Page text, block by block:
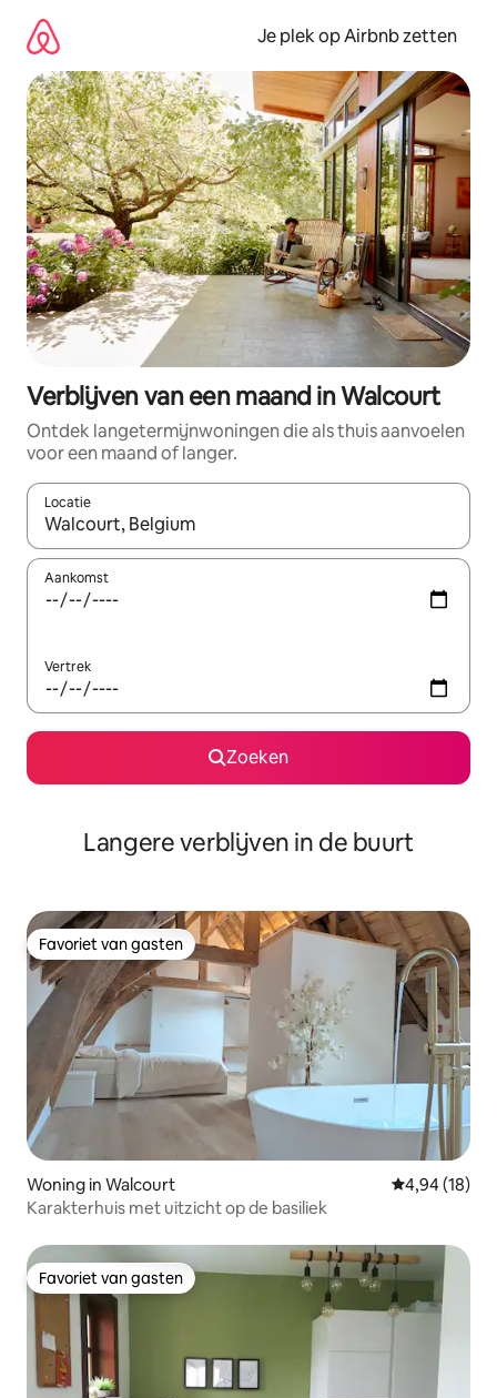
direct
naar
inhoud
Je plek op Airbnb zetten
Verblijven van een maand in Walcourt
Ontdek langetermijnwoningen die als thuis aanvoelen
voor een maand of langer.
Locatie
Wanneer er resultaten beschikbaar zijn, maak je een keuze
Aankomst
Vertrek
Zoeken
Langere verblijven in de buurt
Favoriet van gasten
Favoriet van gasten
Woning in Walcourt Gemiddelde
4,94 (18)
Karakterhuis met uitzicht op de basiliek
Favoriet van gasten
Favoriet van gasten